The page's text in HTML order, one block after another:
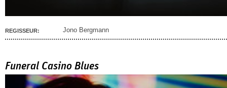
REGISSEUR: Jono Bergmann
Funeral Casino Blues